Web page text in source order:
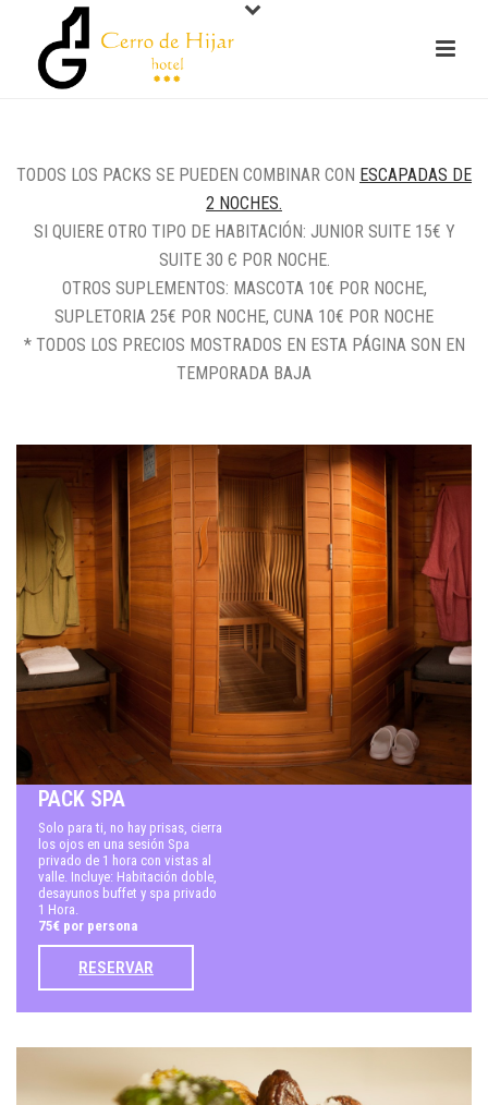
TODOS LOS PACKS SE PUEDEN COMBINAR CON ESCAPADAS DE
2 NOCHES.
SI QUIERE OTRO TIPO DE HABITACIÓN: JUNIOR SUITE 15€ Y
SUITE 30 Є POR NOCHE.
OTROS SUPLEMENTOS: MASCOTA 10€ POR NOCHE,
SUPLETORIA 25€ POR NOCHE, CUNA 10€ POR NOCHE
* TODOS LOS PRECIOS MOSTRADOS EN ESTA PÁGINA SON EN
TEMPORADA BAJA
PACK SPA
Solo para ti, no hay prisas, cierra
los ojos en una sesión Spa
privado de 1 hora con vistas al
valle. Incluye: Habitación doble,
desayunos buffet y spa privado
1 Hora.
75€ por persona
RESERVAR